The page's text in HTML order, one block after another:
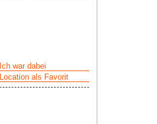
Ich war dabei
Location als Favorit